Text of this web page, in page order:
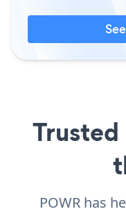
POWR has